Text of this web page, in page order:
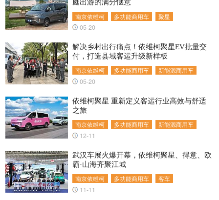
南京依维柯 多功能商用车 聚星
庭出游的满分惬意
05-20
南京依维柯 多功能商用车 新能源商用车
解决乡村出行痛点！依维柯聚星EV批量交
付，打造县域客运升级新样板
05-20
南京依维柯 多功能商用车 新能源商用车
依维柯聚星 重新定义客运行业高效与舒适
之旅
12-11
南京依维柯 多功能商用车 客车
武汉车展火爆开幕，依维柯聚星、得意、欧
霸·山海齐聚江城
11-11